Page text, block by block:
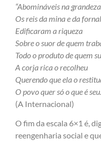
“Abomináveis na grandeza
Os reis da mina e da
Edificaram a riqueza
Sobre o suor de quem
Todo o produto de quem
A corja rica o recolheu
Querendo que ela o
O povo quer só o que é
(A Internacional)
O fim da escala 6×1 é,
reengenharia social e